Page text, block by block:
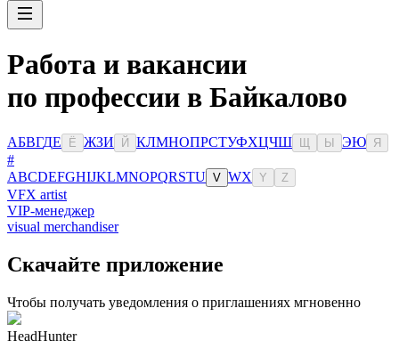
Работа и вакансии
по профессии в Байкалово
АБВГДЕ Ё ЖЗИ Й КЛМНОПРСТУФХЦЧШ Ы ЭЮ Я
#
ABCDEFGHIJKLMNOPQRSTU V WX Y Z
VFX artist
VIP-менеджер
visual merchandiser
Скачайте приложение
Чтобы получать уведомления о приглашениях мгновенно
HeadHunter